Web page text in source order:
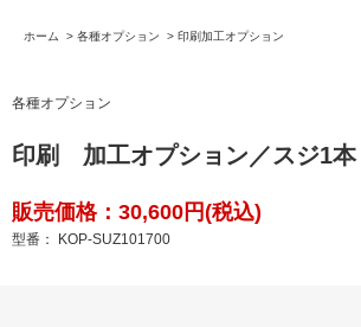
ホーム > 各種オプション > 印刷加工オプション
各種オプション
印刷 加工オプション／スジ1
販売価格：30,600円(税込)
型番： KOP-SUZ101700